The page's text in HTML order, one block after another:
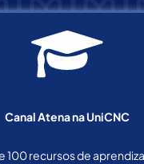
Canal Atena na UniCNC
100 recursos de